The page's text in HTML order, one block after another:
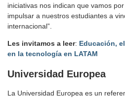
iniciativas nos indican que vamos
impulsar a nuestros estudiantes a
internacional”.
Les invitamos a leer: Educación,
en la tecnología en LATAM
Universidad Europea
La Universidad Europea es un